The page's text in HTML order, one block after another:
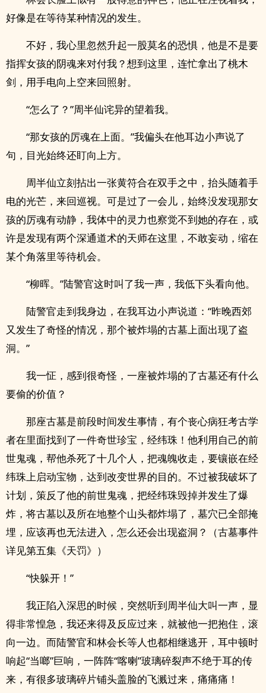
好像是在等待某种情况的发生。
不好，我心里忽然升起一股莫名的恐惧，他是不是要
指挥女孩的阴魂来对付我？想到这里，连忙拿出了桃木
剑，用手电向上空来回照射。
“怎么了？”周半仙诧异的望着我。
“那女孩的厉魂在上面。”我偏头在他耳边小声说了
句，目光始终还盯向上方。
周半仙立刻拈出一张黄符合在双手之中，抬头随着手
电的光芒，来回巡视。可是过了一会儿，始终没发现那女
孩的厉魂有动静，我体中的灵力也察觉不到她的存在，或
许是发现有两个深通道术的天师在这里，不敢妄动，缩在
某个角落里等待机会。
“柳晖。”陆警官这时叫了我一声，我低下头看向他。
陆警官走到我身边，在我耳边小声说道：“昨晚西郊
又发生了奇怪的情况，那个被炸塌的古墓上面出现了盗
洞。”
我一怔，感到很奇怪，一座被炸塌的了古墓还有什么
要偷的价值？
那座古墓是前段时间发生事情，有个丧心病狂考古学
者在里面找到了一件奇世珍宝，经纬珠！他利用自己的前
世鬼魂，帮他杀死了十几个人，把魂魄收走，要镶嵌在经
纬珠上启动宝物，达到改变世界的目的。不过被我破坏了
计划，策反了他的前世鬼魂，把经纬珠毁掉并发生了爆
炸，将古墓以及所在地整个山头都炸塌了，墓穴已全部掩
埋，应该再也无法进入，怎么还会出现盗洞？（古墓事件
详见第五集《天罚》）
“快躲开！”
我正陷入深思的时候，突然听到周半仙大叫一声，显
得非常惶急，我还来得及反应过来，就被他一把抱住，滚
向一边。而陆警官和林会长等人也都相继逃开，耳中顿时
响起“当啷”巨响，一阵阵“喀喇”玻璃碎裂声不绝于耳的传
来，有很多玻璃碎片铺头盖脸的飞溅过来，痛痛痛！